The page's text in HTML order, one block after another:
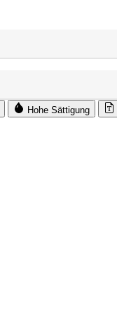
Hohe Sättigung